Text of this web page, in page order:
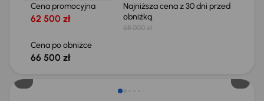
Cena promocyjna
62 500 zł
Najniższa cena z 30 dni przed
obniżką
68 000 zł
Cena po obniżce
66 500 zł